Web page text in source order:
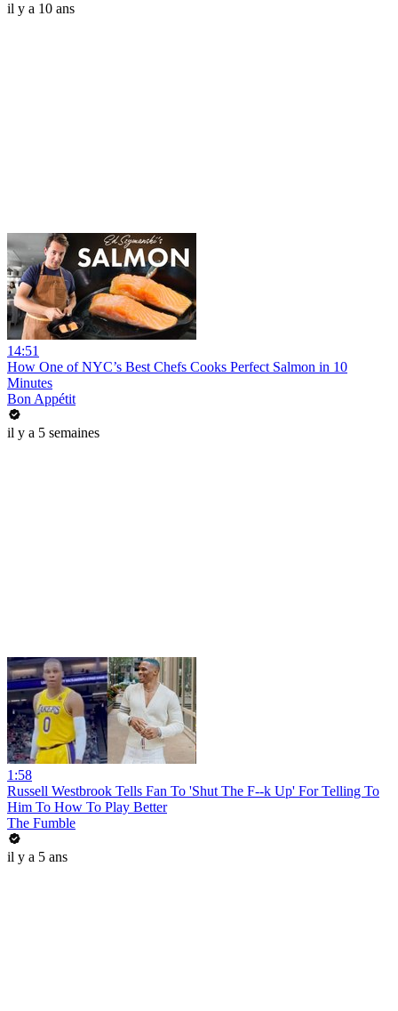
il y a 10 ans
14:51
How One of NYC’s Best Chefs Cooks Perfect Salmon in 10
Minutes
Bon Appétit
il y a 5 semaines
1:58
Russell Westbrook Tells Fan To 'Shut The F--k Up' For Telling To
Him To How To Play Better
The Fumble
il y a 5 ans